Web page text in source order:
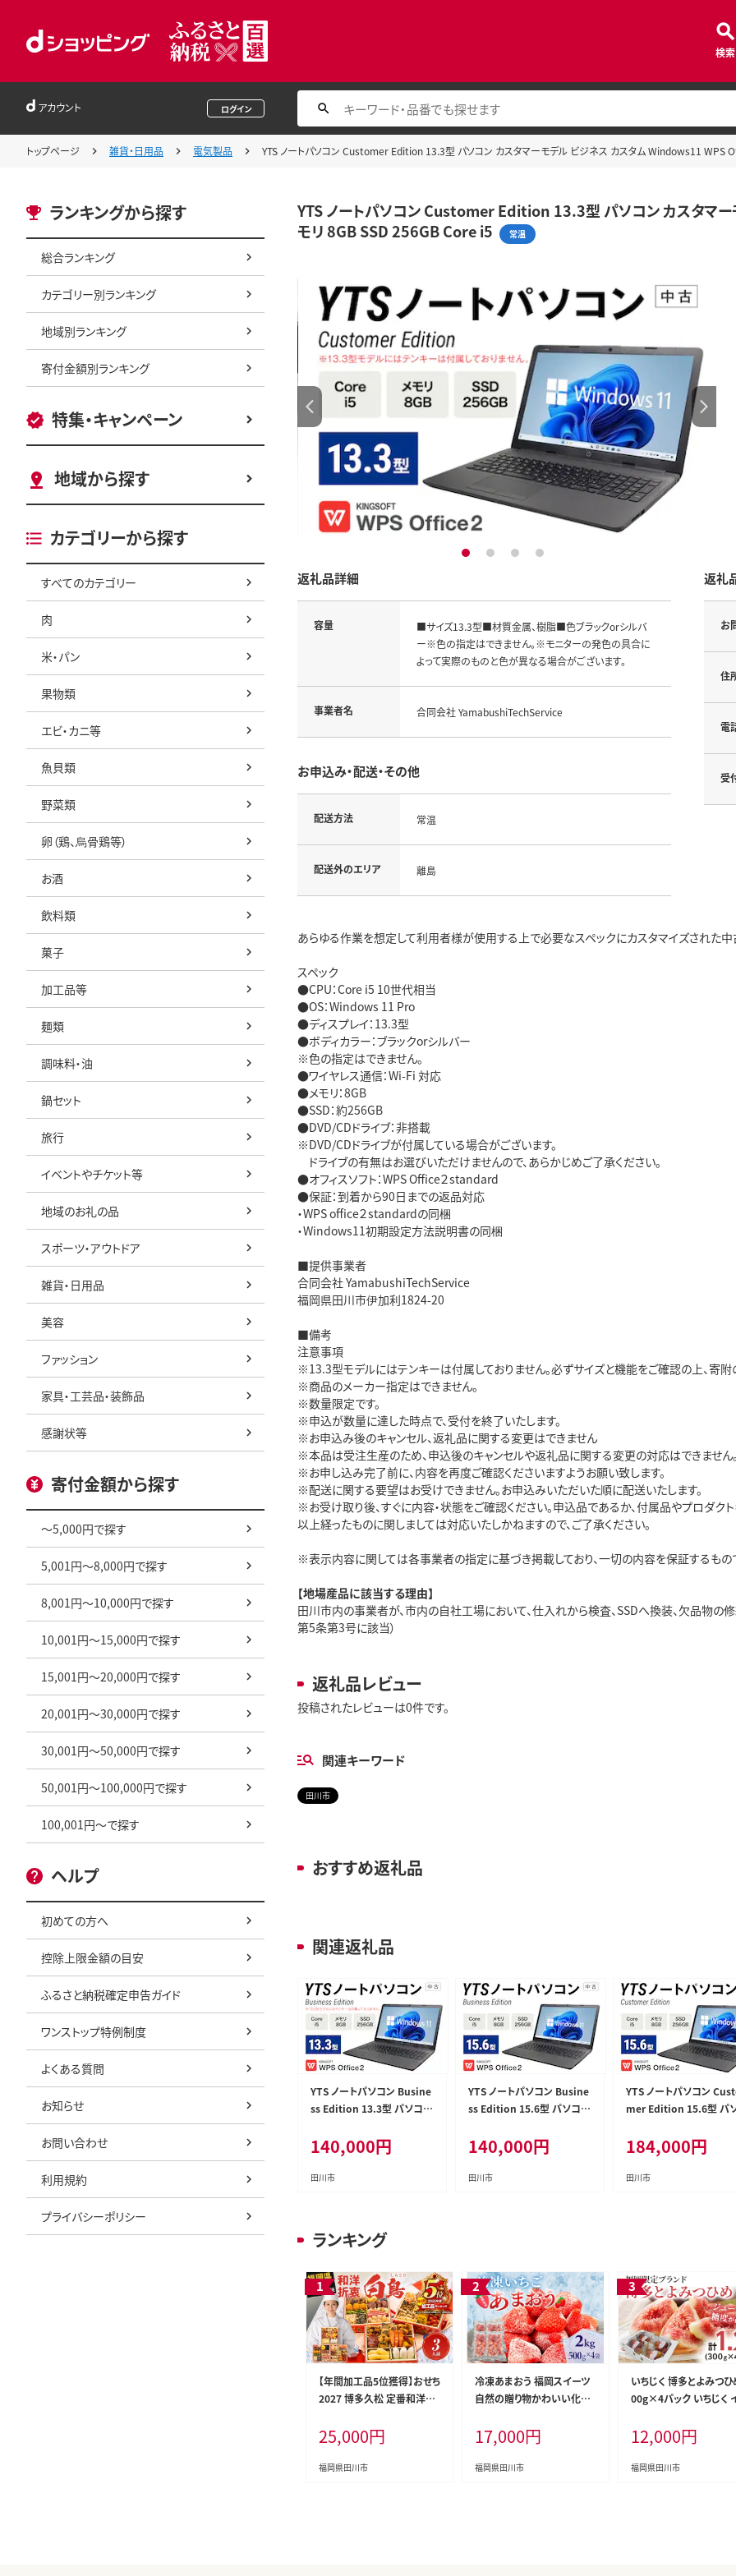
検索
アカウント ログイン
トップページ 雑貨・日用品 電気製品 YTS ノートパソコン Customer Edition 13.3型 パソコン カスタマーモデル ビジネス カスタム Windows11 WPS
ランキングから探す
総合ランキング
カテゴリー別ランキング
地域別ランキング
寄付金額別ランキング
特集・キャンペーン
地域から探す
カテゴリーから探す
すべてのカテゴリー
肉
米・パン
果物類
エビ・カニ等
魚貝類
野菜類
卵（鶏、烏骨鶏等）
お酒
飲料類
菓子
加工品等
麺類
調味料・油
鍋セット
旅行
イベントやチケット等
地域のお礼の品
スポーツ・アウトドア
雑貨・日用品
美容
ファッション
家具・工芸品・装飾品
感謝状等
寄付金額から探す
～5,000円で探す
5,001円～8,000円で探す
8,001円～10,000円で探す
10,001円～15,000円で探す
15,001円～20,000円で探す
20,001円～30,000円で探す
30,001円～50,000円で探す
50,001円～100,000円で探す
100,001円～で探す
ヘルプ
初めての方へ
控除上限金額の目安
ふるさと納税確定申告ガイド
ワンストップ特例制度
よくある質問
お知らせ
お問い合わせ
利用規約
プライバシーポリシー
YTS ノートパソコン Customer Edition 13.3型 パソコン カスタマ
モリ 8GB SSD 256GB Core i5
常温
1 2 3 4
返礼品詳細
容量
■サイズ13.3型■材質金属、樹脂■色ブラックorシルバ
ー※色の指定はできません。※モニターの発色の具合に
よって実際のものと色が異なる場合がございます。
事業者名 合同会社 YamabushiTechService
お申込み・配送・その他
配送方法 常温
配送外のエリア 離島
返礼
お
住
電
受
あらゆる作業を想定して利用者様が使用する上で必要なスペックにカスタマイズされた中
スペック
●CPU：Core i5 10世代相当
●OS：Windows 11 Pro
●ディスプレイ：13.3型
●ボディカラー：ブラックorシルバー
※色の指定はできません。
●ワイヤレス通信：Wi-Fi 対応
●メモリ：8GB
●SSD：約256GB
●DVD/CDドライブ：非搭載
※DVD/CDドライブが付属している場合がございます。
ドライブの有無はお選びいただけませんので、あらかじめご了承ください。
●オフィスソフト：WPS Office２standard
●保証：到着から90日までの返品対応
・WPS office２standardの同梱
・Windows11初期設定方法説明書の同梱
■提供事業者
合同会社 YamabushiTechService
福岡県田川市伊加利1824-20
■備考
注意事項
※13.3型モデルにはテンキーは付属しておりません。必ずサイズと機能をご確認の上、寄附
※商品のメーカー指定はできません。
※数量限定です。
※申込が数量に達した時点で、受付を終了いたします。
※お申込み後のキャンセル、返礼品に関する変更はできません
※本品は受注生産のため、申込後のキャンセルや返礼品に関する変更の対応はできません。
※お申し込み完了前に、内容を再度ご確認くださいますようお願い致します。
※配送に関する要望はお受けできません。お申込みいただいた順に配送いたします。
※お受け取り後、すぐに内容・状態をご確認ください。申込品であるか、付属品やプロダ
以上経ったものに関しましては対応いたしかねますので、ご了承ください。
※表示内容に関しては各事業者の指定に基づき掲載しており、一切の内容を保証するもの
【地場産品に該当する理由】
田川市内の事業者が、市内の自社工場において、仕入れから検査、SSDへ換装、欠品物の
第5条第3号に該当）
返礼品レビュー
投稿されたレビューは0件です。
関連キーワード
田川市
おすすめ返礼品
関連返礼品
YTS ノートパソコン Busine
ss Edition 13.3型 パソコン
スタム Windows11 WPS O
ffice メモリ 8GB SSD 256G
B Core i5
140,000円
田川市
YTS ノートパソコン Busine
ss Edition 15.6型 パソコン
スタム Windows11 WPS O
ffice メモリ 8GB SSD 256G
B Core i5
140,000円
田川市
YTS ノートパソコン
mer Edition 15.6型 パ
ス カスタム Windows11
PS Office メモリ 8GB
56GB Core i5
184,000円
田川市
ランキング
【年間加工品5位獲得】おせち
2027 博多久松 定番和洋折
寸 3段重 3人前 おせち料理
重箱 お正月 冷凍おせち 縁
起物 祝箸付 福岡 年末配送
25,000円
福岡県田川市
冷凍あまおう 福岡スイーツ
自然の贈り物かわいい化粧
う 2kg 冷凍 いちご イチゴ 苺
お取り寄せグルメ お取り寄
せ 福岡 お土産 九州 福岡土
17,000円
福岡県田川市
いちじく 博多とよみつ
00g×4パック いちじく
定 フルーツ 果物 とよみ
め 九州 福岡 ジューシー
度が高い スムージー フレ
12,000円
福岡県田川市